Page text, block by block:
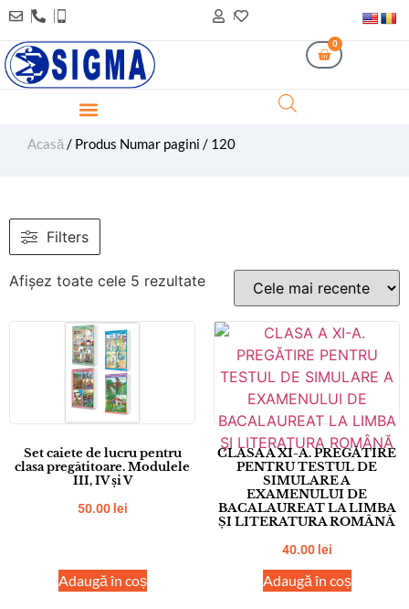
0
Acasă / Produs Numar pagini / 120
Filters
Afișez toate cele 5 rezultate
Set caiete de lucru pentru
clasa pregătitoare. Modulele
III, IV și V
50.00 lei
Adaugă în coș
CLASA A XI-A. PREGĂTIRE
PENTRU TESTUL DE
SIMULARE A
EXAMENULUI DE
BACALAUREAT LA LIMBA
ȘI LITERATURA ROMÂNĂ
40.00 lei
Adaugă în coș